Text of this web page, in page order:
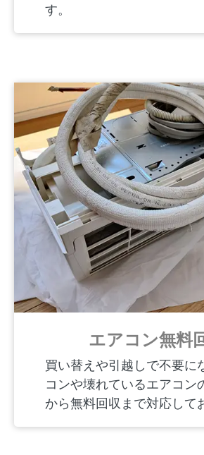
す。
エアコン無料
買い替えや引越しで不要に
コンや壊れているエアコン
から無料回収まで対応して